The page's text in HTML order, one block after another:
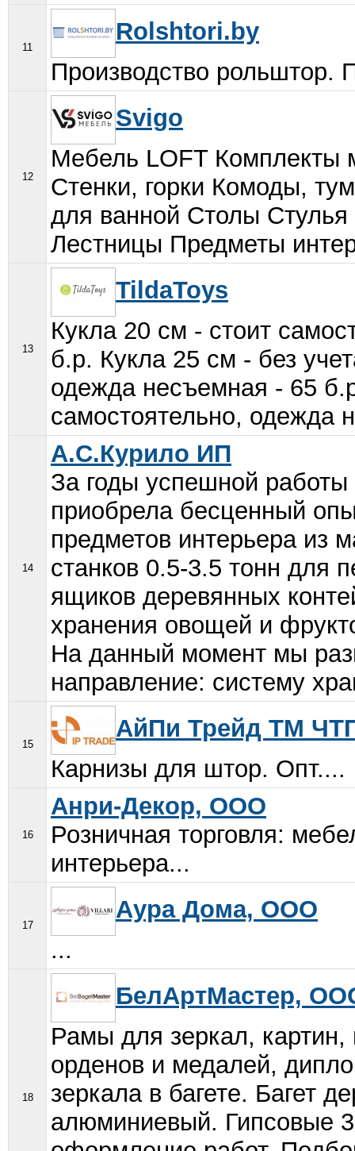
11
Rolshtori.by
Производство
12
Svigo
Мебель LOFT
Стенки, горки Комоды,
для ванной Столы
Лестницы Предметы
13
TildaToys
Кукла 20 см - стоит
б.p. Кукла 25 см - без
одежда несъемная - 65
самостоятельно, одежда
14
А.С.Курило ИП
За годы успешной
приобрела бесценный
предметов интерьера из
станков 0.5-3.5 тонн для
ящиков деревянных
хранения овощей и
На данный момент мы
направление: систему
15
АйПи Трейд ТМ
Карнизы для штор. Опт....
16
Анри-Декор, ООО
Розничная торговля:
интерьера...
17
Аура Дома, ООО
...
18
БелАртМастер,
Рамы для зеркал,
орденов и медалей,
зеркала в багете. Багет
алюминиевый. Гипсовые